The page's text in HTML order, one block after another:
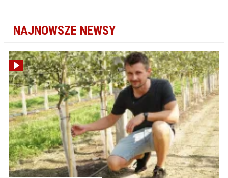
NAJNOWSZE NEWSY